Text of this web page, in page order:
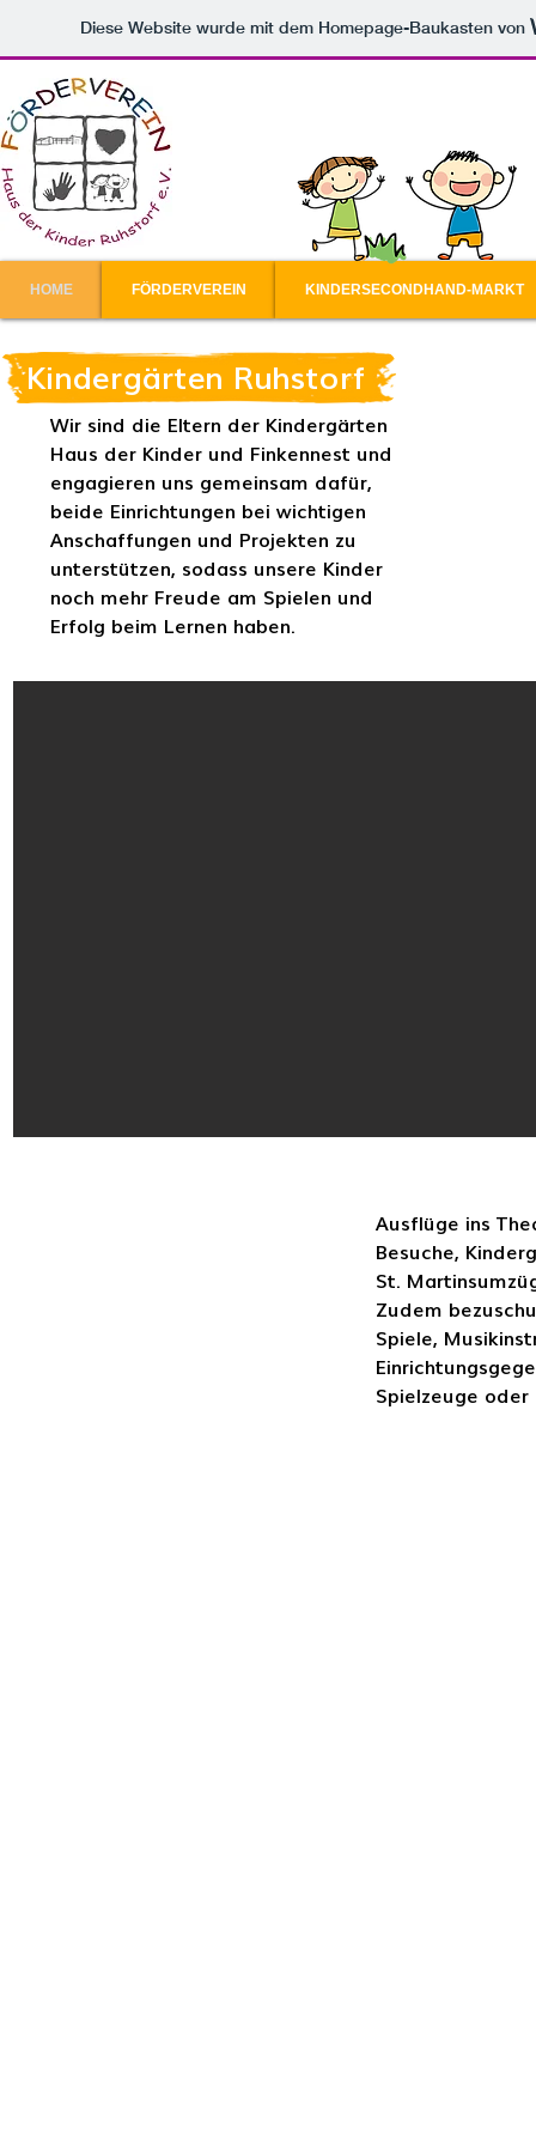
Diese Website wurde mit dem Homepage-Baukasten von
HOME FÖRDERVEREIN KINDERSECONDHAND-MARKT
Kindergärten Ruhstorf
Ausflüge ins
Besuche,
St.
Zudem
Spiele,
Spielzeuge
Wir sind die Eltern der Kindergärten
Haus der Kinder und Finkennest und
engagieren uns gemeinsam dafür,
beide Einrichtungen bei wichtigen
Anschaffungen und Projekten zu
unterstützen, sodass unsere Kinder
noch mehr Freude am Spielen und
Erfolg beim Lernen haben.